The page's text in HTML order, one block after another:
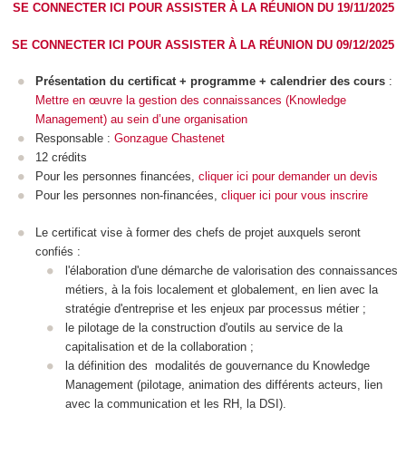
SE CONNECTER ICI POUR ASSISTER À LA RÉUNION DU 19/11/2025
SE CONNECTER ICI POUR ASSISTER À LA RÉUNION DU 09/12/2025
Présentation du certificat + programme + calendrier des cours :
Mettre en œuvre la gestion des connaissances (Knowledge
Management) au sein d’une organisation
Responsable : Gonzague Chastenet
12 crédits
Pour les personnes financées, cliquer ici pour demander un devis
Pour les personnes non-financées, cliquer ici pour vous inscrire
Le certificat vise à former des chefs de projet auxquels seront
confiés :
l'élaboration d'une démarche de valorisation des connaissances
métiers, à la fois localement et globalement, en lien avec la
stratégie d'entreprise et les enjeux par processus métier ;
le pilotage de la construction d'outils au service de la
capitalisation et de la collaboration ;
la définition des modalités de gouvernance du Knowledge
Management (pilotage, animation des différents acteurs, lien
avec la communication et les RH, la DSI).